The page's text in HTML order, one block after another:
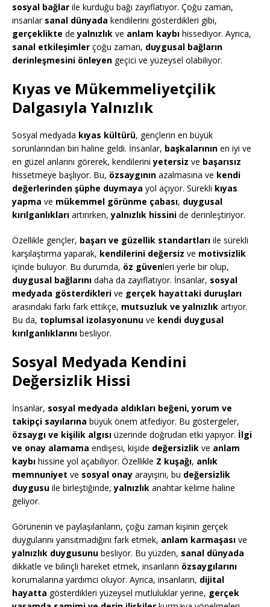
sosyal bağlar ile kurduğu bağı zayıflatıyor. Çoğu zaman,
insanlar sanal dünyada kendilerini gösterdikleri gibi,
gerçeklikte deyalnızlık ve anlam kaybı hissediyor. Ayrıca,
sanal etkileşimler çoğu zaman, duygusal bağların
derinleşmesini önleyen geçici ve yüzeysel olabiliyor.
Kıyas ve Mükemmeliyetçilik
Dalgasıyla Yalnızlık
Sosyal medyada kıyas kültürü, gençlerin en büyük
sorunlarından biri haline geldi. İnsanlar, başkalarının en iyi ve
en güzel anlarını görerek, kendileriniyetersiz ve başarısız
hissetmeye başlıyor. Bu, özsaygının azalmasına ve kendi
değerlerinden şüphe duymaya yol açıyor. Sürekli kıyas
yapma ve mükemmel görünme çabası, duygusal
kırılganlıkları artırırken,yalnızlık hissini de derinleştiriyor.
Özellikle gençler, başarı ve güzellik standartları ile sürekli
karşılaştırma yaparak, kendilerini değersiz ve motivsizlik
içinde buluyor. Bu durumda, öz güvenleri yerle bir olup,
duygusal bağlarını daha da zayıflatıyor. İnsanlar, sosyal
medyada gösterdikleri ve gerçek hayattaki duruşları
arasındaki farkı fark ettikçe, mutsuzluk ve yalnızlık artıyor.
Bu da, toplumsal izolasyonunu ve kendi duygusal
kırılganlıklarını besliyor.
Sosyal Medyada Kendini
Değersizlik Hissi
İnsanlar, sosyal medyada aldıkları beğeni, yorum ve
takipçi sayılarına büyük önem atfediyor. Bu göstergeler,
özsaygı ve kişilik algısı üzerinde doğrudan etki yapıyor. İlgi
ve onay alamama endişesi, kişide değersizlik ve anlam
kaybı hissine yol açabiliyor. Özellikle Z kuşağı, anlık
memnuniyet ve sosyal onay arayışını, bu değersizlik
duygusu ile birleştiğinde,yalnızlık anahtar kelime haline
geliyor.
Görünenin ve paylaşılanların, çoğu zaman kişinin gerçek
duygularını yansıtmadığını fark etmek, anlam karmaşası ve
yalnızlık duygusunu besliyor. Bu yüzden, sanal dünyada
dikkatle ve bilinçli hareket etmek, insanların özsaygılarını
korumalarına yardımcı oluyor. Ayrıca, insanların, dijital
hayatta gösterdikleri yüzeysel mutluluklar yerine, gerçek